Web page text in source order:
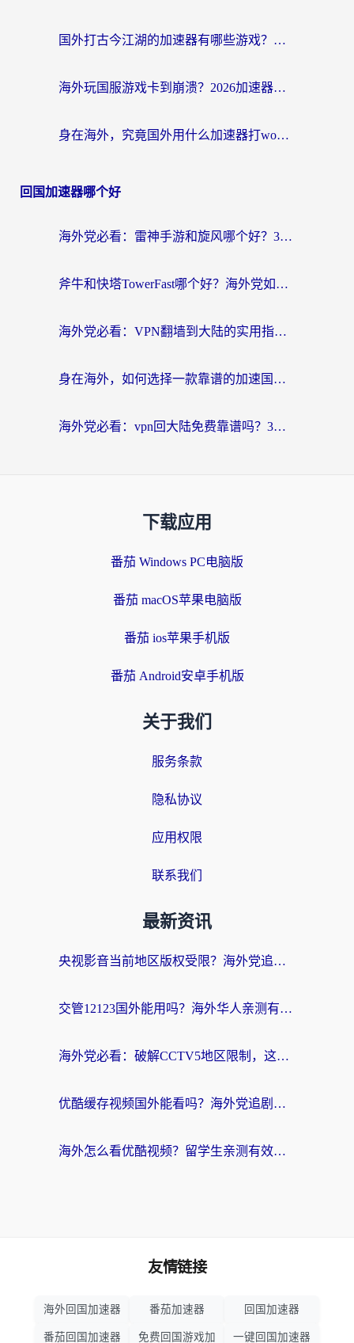
国外打古今江湖的加速器有哪些游戏？一个海外玩家的终极选择指南
海外玩国服游戏卡到崩溃？2026加速器免费推荐+实用指南（亲测有效）
身在海外，究竟国外用什么加速器打wow好？
回国加速器哪个好
海外党必看：雷神手游和旋风哪个好？3分钟选对回国加速器，无缝刷国内剧玩游戏
斧牛和快塔TowerFast哪个好？海外党如何选对回国加速器
海外党必看：VPN翻墙到大陆的实用指南——从看CCTV5到选加速器，一篇全搞定
身在海外，如何选择一款靠谱的加速国内网络的加速器？
海外党必看：vpn回大陆免费靠谱吗？3步选对加速器实现无缝刷国内资源
下载应用
番茄 Windows PC电脑版
番茄 macOS苹果电脑版
番茄 ios苹果手机版
番茄 Android安卓手机版
关于我们
服务条款
隐私协议
应用权限
联系我们
最新资讯
央视影音当前地区版权受限？海外党追剧看片的终极解决方案来了
交管12123国外能用吗？海外华人亲测有效的回国加速器选择指南
海外党必看：破解CCTV5地区限制，这样看欧洲杯奥运直播才够爽！
优酷缓存视频国外能看吗？海外党追剧看片的终极解决方案来了
海外怎么看优酷视频？留学生亲测有效的回国加速器选择指南
友情链接
海外回国加速器 番茄加速器 回国加速器
番茄回国加速器 免费回国游戏加 一键回国加速器